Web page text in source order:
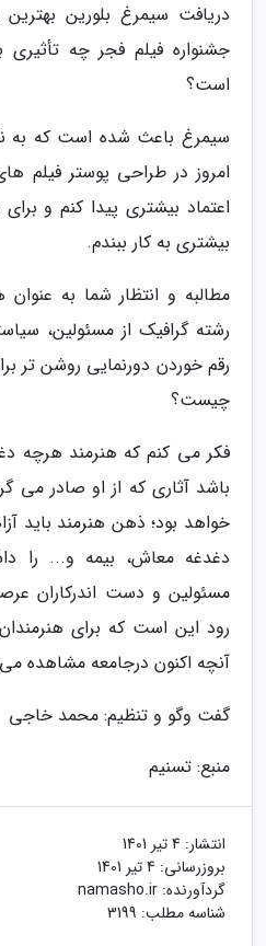
دریافت سیمرغ بلورین
جشنواره فیلم فجر چه تأثیری
است؟
سیمرغ باعث شده است که
امروز در طراحی پوستر فیلم
اعتماد بیشتری پیدا کنم و
بیشتری به کار ببندم.
مطالبه و انتظار شما به
رشته گرافیک از مسئولین،
رقم خوردن دورنمایی روشن تر
چیست؟
فکر می کنم که هنرمند هرچه
باشد آثاری که از او صادر
خواهد بود؛ ذهن هنرمند باید
دغدغه معاش، بیمه و... را
مسئولین و دست اندرکاران
رود این است که برای
آنچه اکنون درجامعه مشاهده می
گفت وگو و تنظیم: محمد خاجی
منبع: تسنیم
انتشار: 4 تیر 1401
بروزرسانی: 4 تیر 1401
گردآورنده: namasho.ir
شناسه مطلب: 3199